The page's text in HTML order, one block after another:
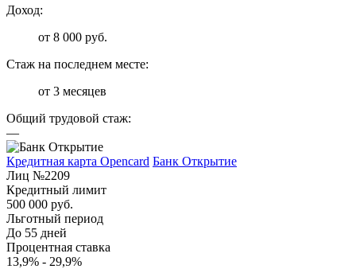
Доход:
от 8 000 руб.
Стаж на последнем месте:
от 3 месяцев
Общий трудовой стаж:
—
Кредитная карта Opencard Банк Открытие
Лиц №2209
Кредитный лимит
500 000 руб.
Льготный период
До 55 дней
Процентная ставка
13,9% - 29,9%